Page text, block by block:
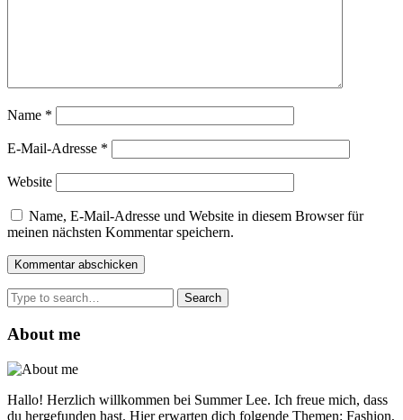
Name *
E-Mail-Adresse *
Website
Name, E-Mail-Adresse und Website in diesem Browser für
meinen nächsten Kommentar speichern.
Search
for:
About me
Hallo! Herzlich willkommen bei Summer Lee. Ich freue mich, dass
du hergefunden hast. Hier erwarten dich folgende Themen: Fashion,